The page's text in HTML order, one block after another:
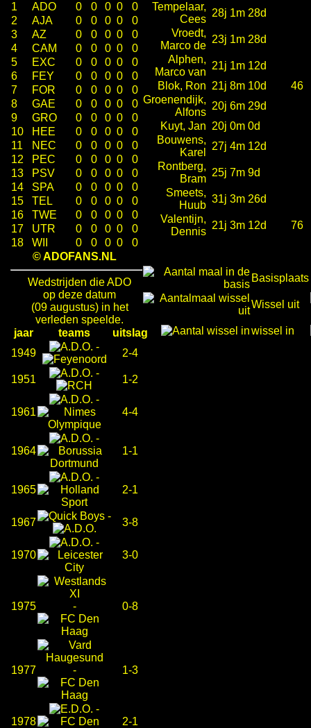
1
ADO 0 0 0 0
0
2
AJA 0 0 0 0
0
3
AZ 0 0 0 0
0
4
CAM 0 0 0 0
0
5
EXC 0 0 0 0
0
6
FEY 0 0 0 0
0
7
FOR 0 0 0 0
0
8
GAE 0 0 0 0
0
9
GRO 0 0 0 0
0
10
HEE 0 0 0 0
0
11
NEC 0 0 0 0
0
12
PEC 0 0 0 0
0
13
PSV 0 0 0 0
0
14
SPA 0 0 0 0
0
15
TEL 0 0 0 0
0
16
TWE 0 0 0 0
0
17
UTR 0 0 0 0
0
18
WII 0 0 0 0
0
© ADOFANS.NL
Wedstrijden die ADO
op deze datum
(09 augustus) in het
verleden speelde.
jaar
teams
uitslag
1949
-
2-4
1951
-
1-2
1961
-
4-4
1964
-
1-1
1965
-
2-1
1967
-
3-8
1970
-
3-0
1975 - 0-8
1977 - 1-3
1978
-
2-1
Tempelaar,
Cees
28j 1m 28d
Vroedt,
Marco de
23j 1m 28d
Alphen,
Marco van
21j 1m 12d
Blok, Ron 21j 8m 10d
46
Groenendijk,
Alfons
20j 6m 29d
Kuyt, Jan 20j 0m 0d
Bouwens,
Karel
27j 4m 12d
Rontberg,
Bram
25j 7m 9d
Smeets,
Huub
31j 3m 26d
Valentijn,
Dennis
21j 3m 12d 76
Basisplaats
Wissel uit
wissel in